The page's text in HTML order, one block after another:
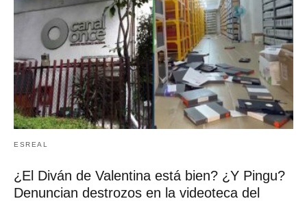
ESREAL
¿El Diván de Valentina está bien? ¿Y Pingu?
Denuncian destrozos en la videoteca del